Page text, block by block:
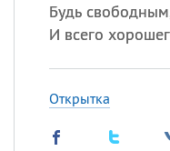
Будь
И всего
Открытка